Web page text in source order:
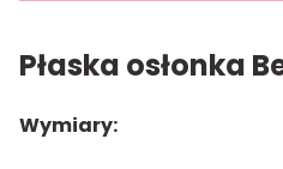
Płaska osłonka
Wymiary: